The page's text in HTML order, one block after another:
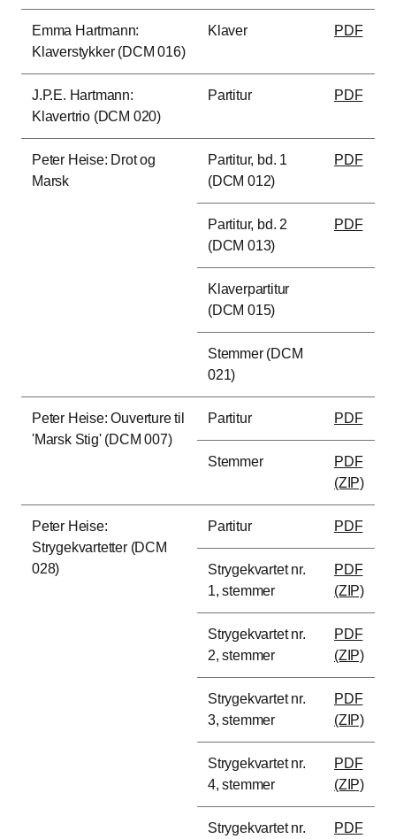
Emma Hartmann:
Klaverstykker (DCM 016)
Klaver PDF
J.P.E. Hartmann:
Klavertrio (DCM 020)
Partitur PDF
Peter Heise: Drot og
Marsk
Partitur, bd. 1
(DCM 012)
PDF
Partitur, bd. 2
(DCM 013)
PDF
Klaverpartitur
(DCM 015)
Stemmer (DCM
021)
Peter Heise: Ouverture til
'Marsk Stig' (DCM 007)
Partitur PDF
Stemmer
PDF
(ZIP)
Peter Heise:
Strygekvartetter (DCM
028)
Partitur PDF
Strygekvartet nr.
1, stemmer
PDF
(ZIP)
Strygekvartet nr.
2, stemmer
PDF
(ZIP)
Strygekvartet nr.
3, stemmer
PDF
(ZIP)
Strygekvartet nr.
4, stemmer
PDF
(ZIP)
Strygekvartet nr.
PDF